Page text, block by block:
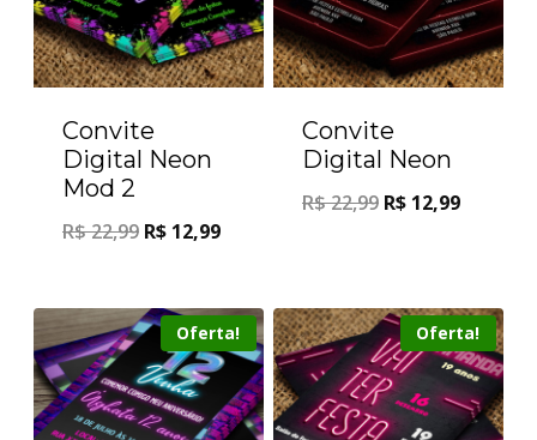
Convite
Digital Neon
Mod 2
R$22,99 R$ 12,99
Convite
Digital Neon
R$22,99 R$ 12,99
Oferta! Oferta!